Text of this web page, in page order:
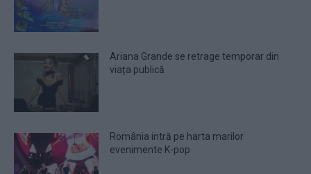
Ariana Grande se retrage temporar din
viața publică
România intră pe harta marilor
evenimente K-pop